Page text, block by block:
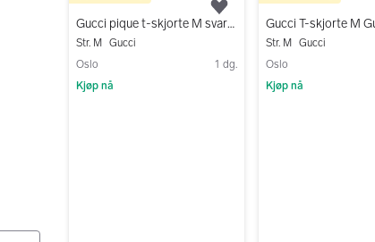
Gucci pique t-skjorte M svart herre
Str. M
Gucci
Oslo
1 dg.
Kjøp nå
Legg til som favoritt.
Str. M
Gucci
Oslo
Kjøp nå